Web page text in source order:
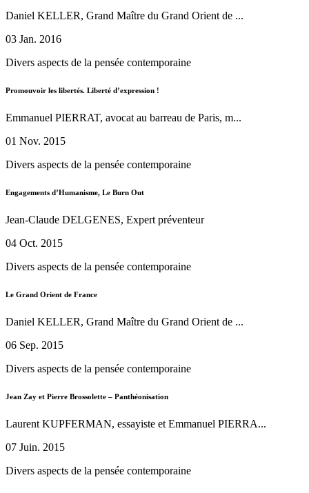
Daniel KELLER, Grand Maître du Grand Orient de ...
03 Jan. 2016
Divers aspects de la pensée contemporaine
Promouvoir les libertés. Liberté d’expression !
Emmanuel PIERRAT, avocat au barreau de Paris, m...
01 Nov. 2015
Divers aspects de la pensée contemporaine
Engagements d’Humanisme, Le Burn Out
Jean-Claude DELGENES, Expert préventeur
04 Oct. 2015
Divers aspects de la pensée contemporaine
Le Grand Orient de France
Daniel KELLER, Grand Maître du Grand Orient de ...
06 Sep. 2015
Divers aspects de la pensée contemporaine
Jean Zay et Pierre Brossolette – Panthéonisation
Laurent KUPFERMAN, essayiste et Emmanuel PIERRA...
07 Juin. 2015
Divers aspects de la pensée contemporaine